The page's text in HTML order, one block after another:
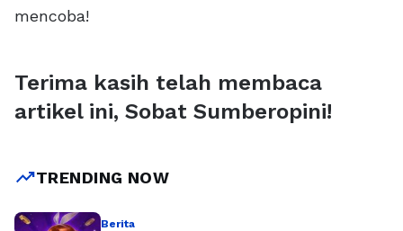
mencoba!
Terima kasih telah membaca
artikel ini, Sobat Sumberopini!
trending_upTRENDING NOW
Berita